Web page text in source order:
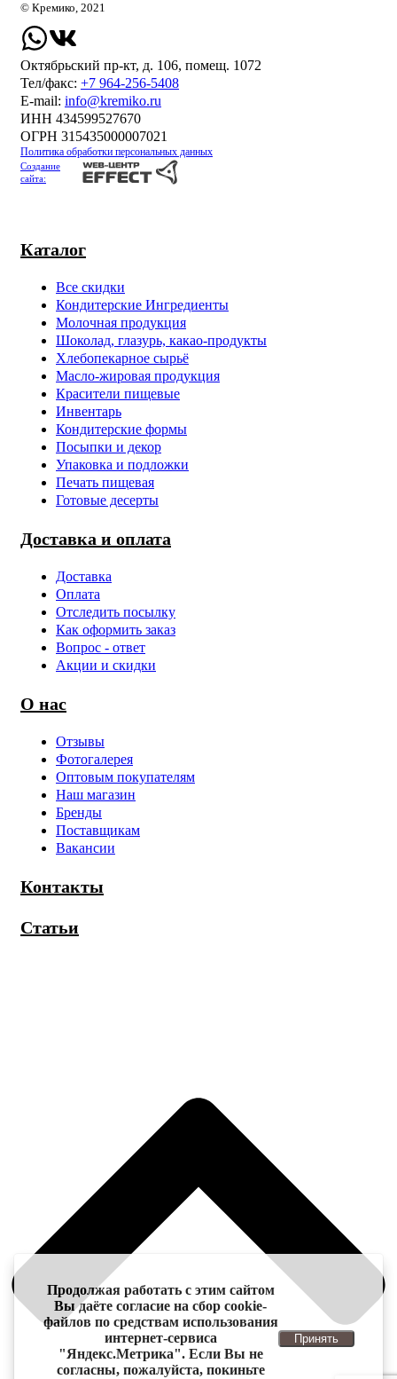
Каталог
Все скидки
Кондитерские Ингредиенты
Молочная продукция
Шоколад, глазурь, какао-продукты
Хлебопекарное сырьё
Масло-жировая продукция
Красители пищевые
Инвентарь
Кондитерские формы
Посыпки и декор
Упаковка и подложки
Печать пищевая
Готовые десерты
Доставка и оплата
Доставка
Оплата
Отследить посылку
Как оформить заказ
Вопрос - ответ
Акции и скидки
О нас
Отзывы
Фотогалерея
Оптовым покупателям
Наш магазин
Бренды
Поставщикам
Вакансии
Контакты
Статьи
© Кремико, 2021
Октябрьский пр-кт, д. 106, помещ. 1072
Тел/факс: +7 964-256-5408
Е-mail: info@kremiko.ru
ИНН 434599527670
ОГРН 315435000007021
Политика обработки персональных данных
Создание
сайта:
Продолжая работать с этим сайтом
Вы даёте согласие на сбор cookie-
файлов по средствам использования
интернет-сервиса
"Яндекс.Метрика". Если Вы не
согласны, пожалуйста, покиньте
Принять